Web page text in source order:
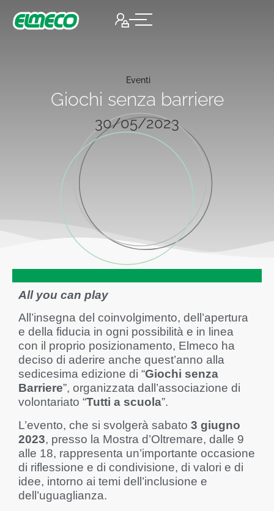
30/05/2023
Eventi
Giochi senza barriere
All you can play
All’insegna del coinvolgimento, dell’apertura
e della fiducia in ogni possibilità e in linea
con il proprio posizionamento, Elmeco ha
deciso di aderire anche quest’anno alla
sedicesima edizione di “Giochi senza
Barriere”, organizzata dall’associazione di
volontariato “Tutti a scuola”.
L’evento, che si svolgerà sabato 3 giugno
2023, presso la Mostra d’Oltremare, dalle 9
alle 18, rappresenta un’importante occasione
di riflessione e di condivisione, di valori e di
idee, intorno ai temi dell’inclusione e
dell’uguaglianza.